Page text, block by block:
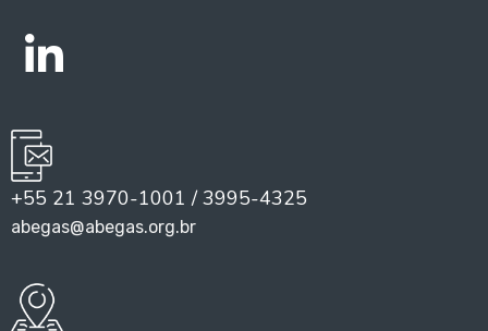
+55 21 3970-1001 / 3995-4325
abegas@abegas.org.br